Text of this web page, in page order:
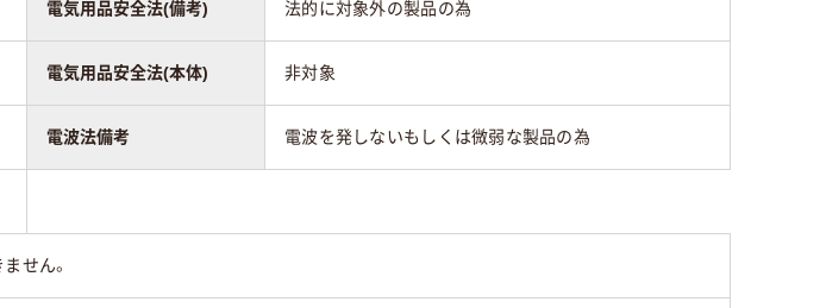
電気用品安全法(備考) 法的に対象外の製品の為
電気用品安全法(本体) 非対象
電波法備考 電波を発しないもしくは微弱な製品の為
せん。